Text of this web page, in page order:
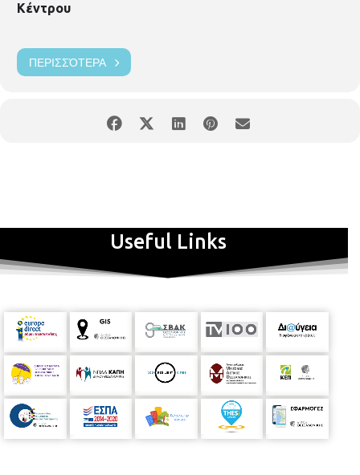
Κέντρου
ΠΕΡΙΣΣΌΤΕΡΑ
Useful Links